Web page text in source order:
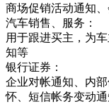
商场促销活动通知
汽车销售、服务：
用于跟进买主，为
知等
银行证券：
企业对帐通知、内
怀、短信帐务变动通